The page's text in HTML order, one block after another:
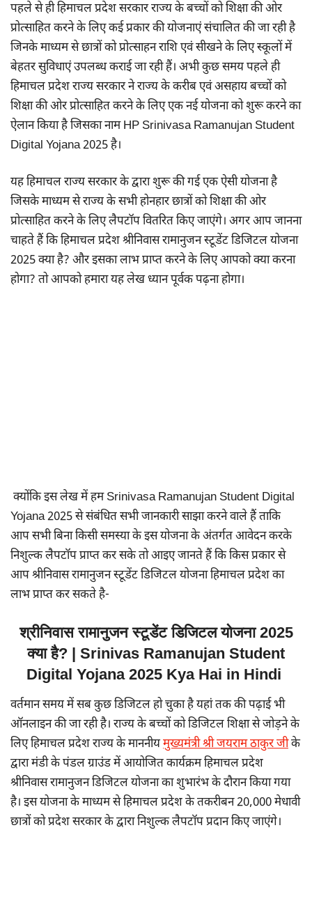
पहले से ही हिमाचल प्रदेश सरकार राज्य के बच्चों को शिक्षा की ओर
प्रोत्साहित करने के लिए कई प्रकार की योजनाएं संचालित की जा रही है
जिनके माध्यम से छात्रों को प्रोत्साहन राशि एवं सीखने के लिए स्कूलों में
बेहतर सुविधाएं उपलब्ध कराई जा रही हैं। अभी कुछ समय पहले ही
हिमाचल प्रदेश राज्य सरकार ने राज्य के करीब एवं असहाय बच्चों को
शिक्षा की ओर प्रोत्साहित करने के लिए एक नई योजना को शुरू करने का
ऐलान किया है जिसका नाम HP Srinivasa Ramanujan Student
Digital Yojana 2025 है।
यह हिमाचल राज्य सरकार के द्वारा शुरू की गई एक ऐसी योजना है
जिसके माध्यम से राज्य के सभी होनहार छात्रों को शिक्षा की ओर
प्रोत्साहित करने के लिए लैपटॉप वितरित किए जाएंगे। अगर आप जानना
चाहते हैं कि हिमाचल प्रदेश श्रीनिवास रामानुजन स्टूडेंट डिजिटल योजना
2025 क्या है? और इसका लाभ प्राप्त करने के लिए आपको क्या करना
होगा? तो आपको हमारा यह लेख ध्यान पूर्वक पढ़ना होगा।
क्योंकि इस लेख में हम Srinivasa Ramanujan Student Digital
Yojana 2025 से संबंधित सभी जानकारी साझा करने वाले हैं ताकि
आप सभी बिना किसी समस्या के इस योजना के अंतर्गत आवेदन करके
निशुल्क लैपटॉप प्राप्त कर सके तो आइए जानते हैं कि किस प्रकार से
आप श्रीनिवास रामानुजन स्टूडेंट डिजिटल योजना हिमाचल प्रदेश का
लाभ प्राप्त कर सकते है-
श्रीनिवास रामानुजन स्टूडेंट डिजिटल योजना 2025
क्या है? | Srinivas Ramanujan Student
Digital Yojana 2025 Kya Hai in Hindi
वर्तमान समय में सब कुछ डिजिटल हो चुका है यहां तक की पढ़ाई भी
ऑनलाइन की जा रही है। राज्य के बच्चों को डिजिटल शिक्षा से जोड़ने के
लिए हिमाचल प्रदेश राज्य के माननीयमुख्यमंत्री श्री जयराम ठाकुर जीके
द्वारा मंडी के पंडल ग्राउंड में आयोजित कार्यक्रम हिमाचल प्रदेश
श्रीनिवास रामानुजन डिजिटल योजना का शुभारंभ के दौरान किया गया
है। इस योजना के माध्यम से हिमाचल प्रदेश के तकरीबन 20,000 मेधावी
छात्रों को प्रदेश सरकार के द्वारा निशुल्क लैपटॉप प्रदान किए जाएंगे।